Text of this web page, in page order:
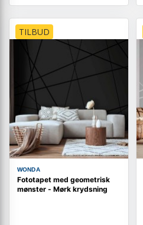
TILBUD
WONDA
Fototapet med geometrisk
mønster - Mørk krydsning